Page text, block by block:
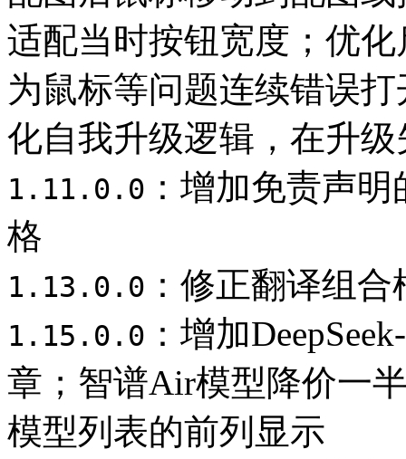
适配当时按钮宽度；优
为鼠标等问题连续错误
化自我升级逻辑，在升
1.11.0.0 ：增加免责声
格
1.13.0.0 ：修正翻译组
1.15.0.0 ：增加
章；智谱Air模型降价一
模型列表的前列显示